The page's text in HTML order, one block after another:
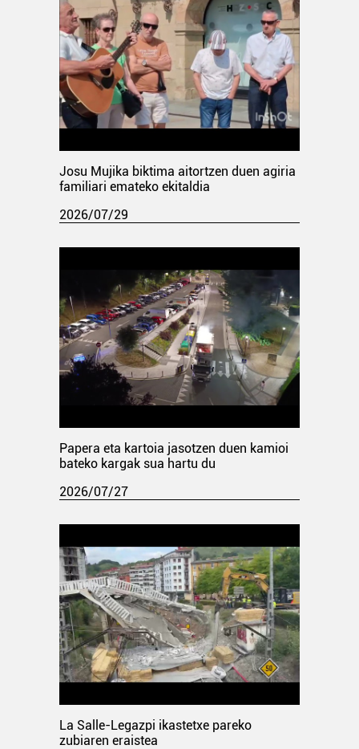
Josu Mujika biktima aitortzen duen agiria
familiari emateko ekitaldia
2026/07/29
Papera eta kartoia jasotzen duen kamioi
bateko kargak sua hartu du
2026/07/27
La Salle-Legazpi ikastetxe pareko
zubiaren eraistea